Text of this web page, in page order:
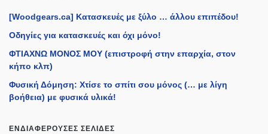
[Woodgears.ca] Κατασκευές με ξύλο … άλλου επιπέδου!
Οδηγίες για κατασκευές και όχι μόνο!
ΦΤΙΑΧΝΩ ΜΟΝΟΣ ΜΟΥ (επιστροφή στην επαρχία, στον
κήπο κλπ)
Φυσική Δόμηση: Χτίσε το σπίτι σου μόνος (… με λίγη
βοήθεια) με φυσικά υλικά!
ΕΝΔΙΑΦΈΡΟΥΣΕΣ ΣΕΛΊΔΕΣ